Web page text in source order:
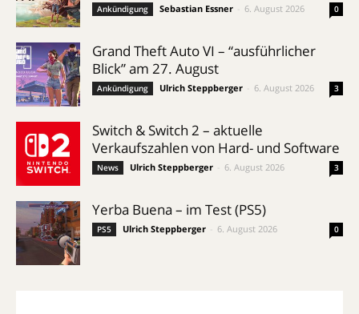
Ankündigung Sebastian Essner 6. August 2026 0
Grand Theft Auto VI – “ausführlicher
Blick” am 27. August
Ankündigung Ulrich Steppberger 6. August 2026 3
Switch & Switch 2 – aktuelle
Verkaufszahlen von Hard- und Software
News Ulrich Steppberger 6. August 2026 3
Yerba Buena – im Test (PS5)
PS5 Ulrich Steppberger 6. August 2026 0